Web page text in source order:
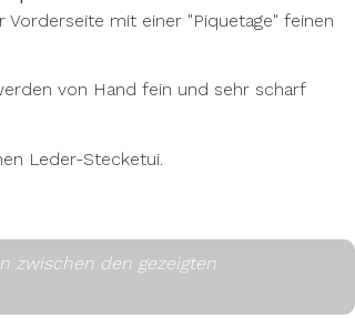
mit einer "Piquetage" feinen
von Hand fein und sehr scharf
Leder-Stecketui.
zwischen den gezeigten